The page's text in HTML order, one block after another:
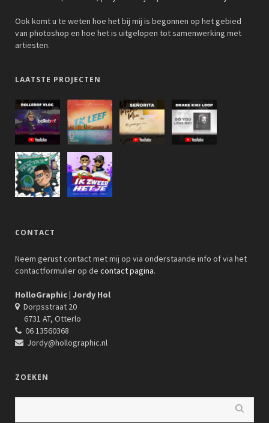
Ook komt u te weten hoe het bij mij is begonnen op het gebied
van photoshop en hoe het is uitgelopen tot samenwerking met
artiesten.
LAATSTE PROJECTEN
CONTACT
Neem gerust contact met mij op via onderstaande info of via het
contactformulier op de contact pagina.
HolloGraphic | Jordy Hol
Dorpsstraat 20
6731 AT, Otterlo
06 13560368
Jordy@hollographic.nl
ZOEKEN